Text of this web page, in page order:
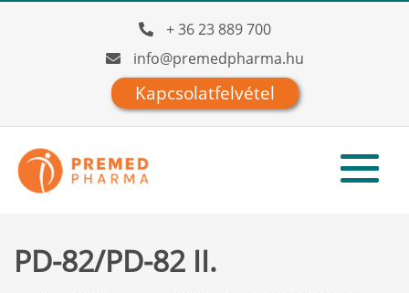
+ 36 23 889 700
info@premedpharma.hu
Kapcsolatfelvétel
PD-82/PD-82 II.